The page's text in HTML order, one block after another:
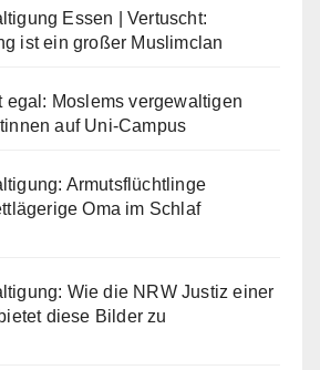
Essen | Vertuscht:
ist ein großer Muslimclan
egal: Moslems vergewaltigen
auf Uni-Campus
Armutsflüchtlinge
Oma im Schlaf
Wie die NRW Justiz einer
diese Bilder zu